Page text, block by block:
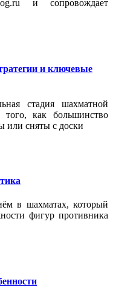
и сопровождает
и ключевые
стадия шахматной
того, как большинство
или сняты с доски
в шахматах, который
фигур противника